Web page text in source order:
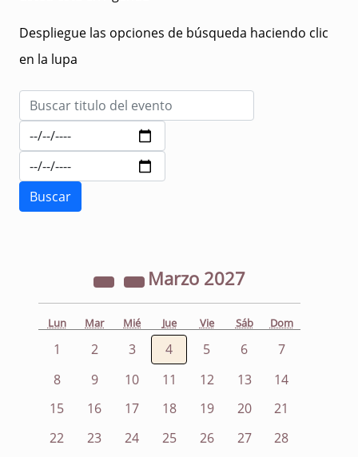
Despliegue las opciones de búsqueda haciendo clic
en la lupa
Marzo 2027
Lun Mar Mié Jue Vie Sáb Dom
1 2 3 4 5 6
7
8
9 10 11 12 13
14
15
16 17 18 19 20
21
22
23 24 25 26 27
28